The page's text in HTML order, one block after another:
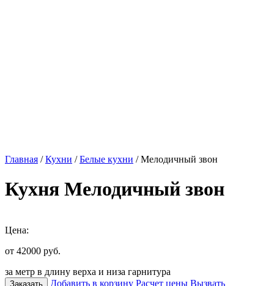
Главная /Кухни /Белые кухни / Мелодичный звон
Кухня Мелодичный звон
Цена:
от 42000 руб.
за метр в длину верха и низа гарнитура
Заказать Добавить в корзину Расчет цены Вызвать